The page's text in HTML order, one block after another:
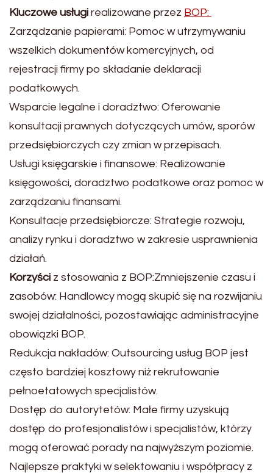
Kluczowe usługi realizowane przez BOP:
Zarządzanie papierami: Pomoc w utrzymywaniu
wszelkich dokumentów komercyjnych, od
rejestracji firmy po składanie deklaracji
podatkowych.
Wsparcie legalne i doradztwo: Oferowanie
konsultacji prawnych dotyczących umów, sporów
przedsiębiorczych czy zmian w przepisach.
Usługi księgarskie i finansowe: Realizowanie
księgowości, doradztwo podatkowe oraz pomoc w
zarządzaniu finansami.
Konsultacje przedsiębiorcze: Strategie rozwoju,
analizy rynku i doradztwo w zakresie usprawnienia
działań.
Korzyści z stosowania z BOP:Zmniejszenie czasu i
zasobów: Handlowcy mogą skupić się na rozwijaniu
swojej działalności, pozostawiając administracyjne
obowiązki BOP.
Redukcja nakładów: Outsourcing usług BOP jest
często bardziej kosztowy niż rekrutowanie
pełnoetatowych specjalistów.
Dostęp do autorytetów: Małe firmy uzyskują
dostęp do profesjonalistów i specjalistów, którzy
mogą oferować porady na najwyższym poziomie.
Najlepsze praktyki w selektowaniu i współpracy z